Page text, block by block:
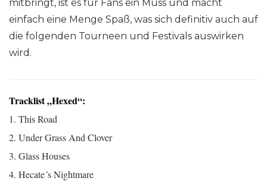
mitbringt, ist es für Fans ein Muss und macht
einfach eine Menge Spaß, was sich definitiv auch auf
die folgenden Tourneen und Festivals auswirken
wird.
Tracklist „Hexed“:
1. This Road
2. Under Grass And Clover
3. Glass Houses
4. Hecate´s Nightmare